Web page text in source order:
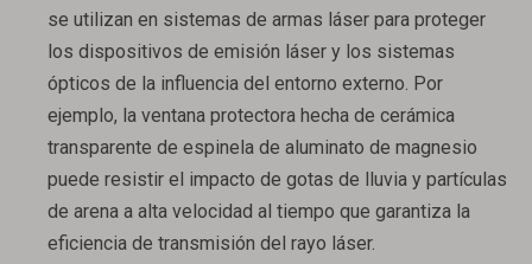
se utilizan en sistemas de armas láser para proteger
los dispositivos de emisión láser y los sistemas
ópticos de la influencia del entorno externo. Por
ejemplo, la ventana protectora hecha de cerámica
transparente de espinela de aluminato de magnesio
puede resistir el impacto de gotas de lluvia y partículas
de arena a alta velocidad al tiempo que garantiza la
eficiencia de transmisión del rayo láser.